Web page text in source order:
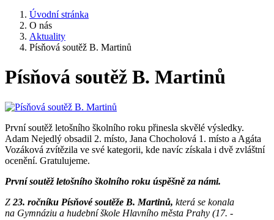
Úvodní stránka
O nás
Aktuality
Písňová soutěž B. Martinů
Písňová soutěž B. Martinů
První soutěž letošního školního roku přinesla skvělé výsledky.
Adam Nejedlý obsadil 2. místo, Jana Chocholová 1. místo a Agáta
Vozáková zvítězila ve své kategorii, kde navíc získala i dvě zvláštní
ocenění. Gratulujeme.
První soutěž letošního školního roku úspěšně za námi.
Z 23. ročníku Písňové soutěže B. Martinů, která se konala
na Gymnáziu a hudební škole Hlavního města Prahy (17. -